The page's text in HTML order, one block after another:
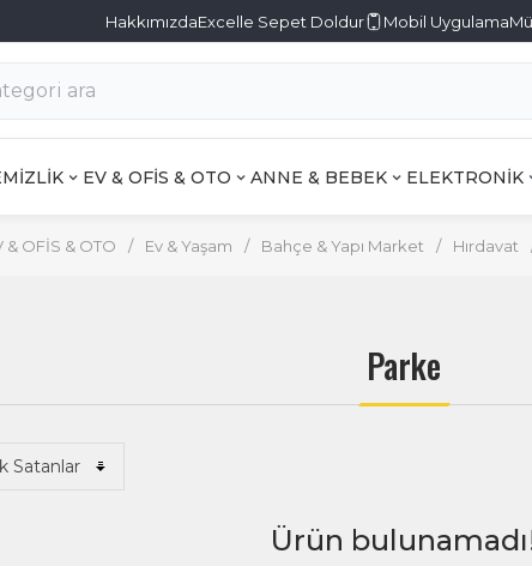
HakkımızdaExcelle Sepet Doldur Mobil Uygulama
EV & OFİS & OTO ANNE & BEBEK ELEKTRONİK
& OFİS & OTO / Ev & Yaşam / Bahçe & Yapı Market / Hırdavat
Parke
Ürün